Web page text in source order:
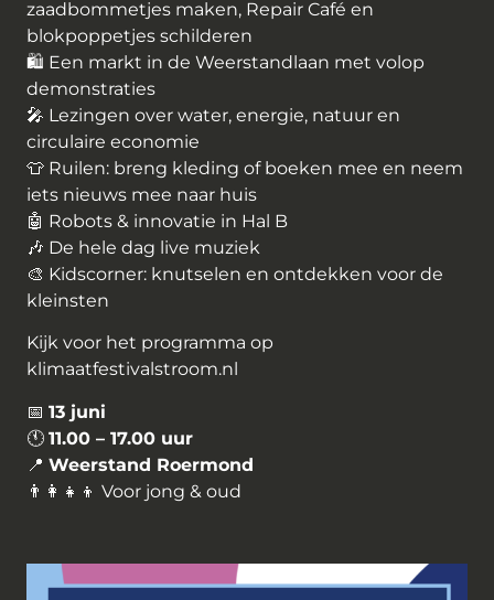
zaadbommetjes maken, Repair Café en
blokpoppetjes schilderen
🛍️ Een markt in de Weerstandlaan met volop
demonstraties
🎤 Lezingen over water, energie, natuur en
circulaire economie
👕 Ruilen: breng kleding of boeken mee en neem
iets nieuws mee naar huis
🤖 Robots & innovatie in Hal B
🎶 De hele dag live muziek
🎨 Kidscorner: knutselen en ontdekken voor de
kleinsten
Kijk voor het programma op
klimaatfestivalstroom.nl
📅 13 juni
🕚 11.00 – 17.00 uur
📍 Weerstand Roermond
👨‍👩‍👧‍👦 Voor jong & oud